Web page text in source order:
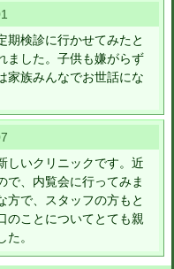
期検診に行かせてみたと
ました。子供も嫌がらず
家族みんなでお世話にな
しいクリニックです。近
で、内覧会に行ってみま
方で、スタッフの方もと
のことについてとても親
。